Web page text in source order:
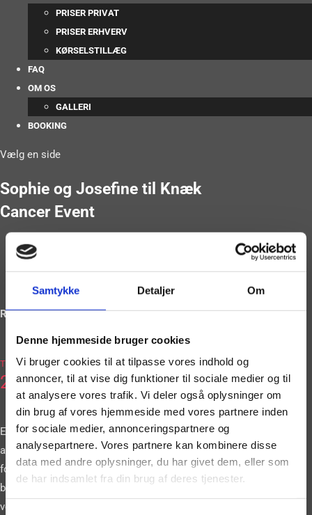
Samtykke Detaljer Om
Denne hjemmeside bruger cookies
Vi bruger cookies til at tilpasse vores indhold og
annoncer, til at vise dig funktioner til sociale medier og til
at analysere vores trafik. Vi deler også oplysninger om
din brug af vores hjemmeside med vores partnere inden
for sociale medier, annonceringspartnere og
analysepartnere. Vores partnere kan kombinere disse
data med andre oplysninger, du har givet dem, eller som
de har indsamlet fra din brug af deres tjenester.
PRISER PRIVAT
PRISER ERHVERV
KØRSELSTILLÆG
FAQ
OM OS
GALLERI
BOOKING
Vælg en side
Sophie og Josefine til Knæk
Cancer Event
Ring og book på
Tlf.
2036
2663
Eller book vores
artister gennem vores
formular. Vi
bestræber os på at
vende tilbage til dig